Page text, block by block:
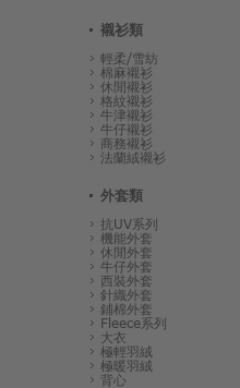
襯衫類
輕柔/雪紡
棉麻襯衫
休閒襯衫
格紋襯衫
牛津襯衫
牛仔襯衫
商務襯衫
法蘭絨襯衫
外套類
抗UV系列
機能外套
休閒外套
牛仔外套
西裝外套
針織外套
鋪棉外套
Fleece系列
大衣
極輕羽絨
極暖羽絨
背心